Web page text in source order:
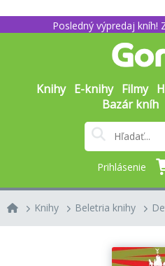
Posledný výpredaj kníh!
Knihy E-knihy Filmy
Bazár kníh
Prihlásenie
Knihy Beletria knihy